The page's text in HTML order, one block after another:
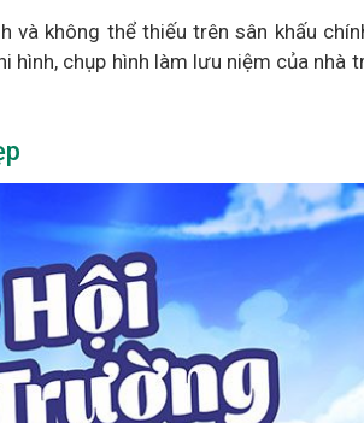
không thể thiếu trên sân khấu
hình, chụp hình làm lưu niệm của nhà